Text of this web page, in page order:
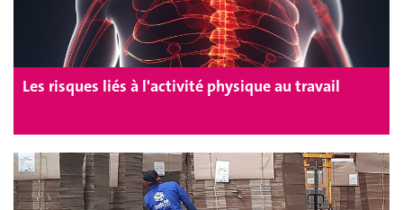
Les risques liés à l'activité physique au travail